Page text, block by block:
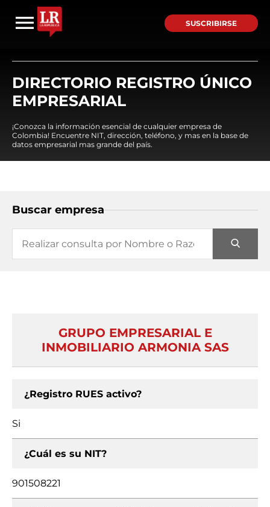
SUSCRIBIRSE
DIRECTORIO REGISTRO ÚNICO
EMPRESARIAL
¡Conozca la información esencial de cualquier empresa de
Colombia! Encuentre NIT, dirección, teléfono, y mas en la base de
datos empresarial mas grande del país.
Buscar empresa
GRUPO EMPRESARIAL E
INMOBILIARIO ARMONIA SAS
¿Registro RUES activo?
Si
¿Cuál es su NIT?
901508221